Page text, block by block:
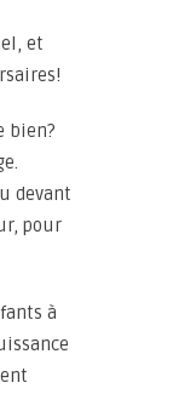
et
bien?
devant
pour
à